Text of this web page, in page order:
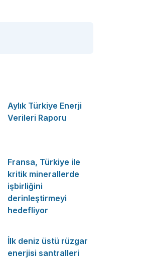
Aylık Türkiye Enerji
Verileri Raporu
Fransa, Türkiye ile
kritik minerallerde
işbirliğini
derinleştirmeyi
hedefliyor
İlk deniz üstü rüzgar
enerjisi santralleri